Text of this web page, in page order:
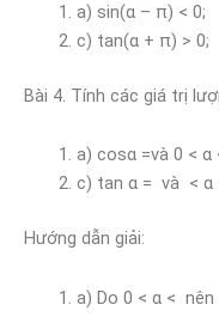
a) sin(α – π) <
c) tan(α + π)
Bài 4. Tính các giá trị
a) cosα =và 0
c) tan α = và <
Hướng dẫn giải:
a) Do 0 < α <